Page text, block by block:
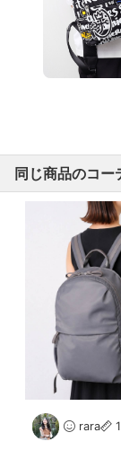
同じ商品のコー
rara